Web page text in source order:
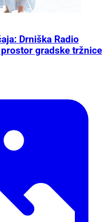
Drniška Radio
gradske tržnice